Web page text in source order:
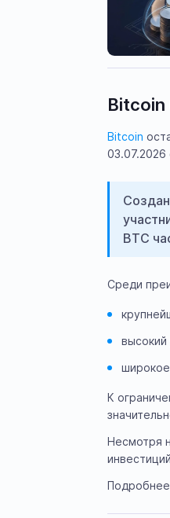
Bitcoin
Bitcoin
03.07.2026
BTC
Среди
К
Несмотря
Подробнее